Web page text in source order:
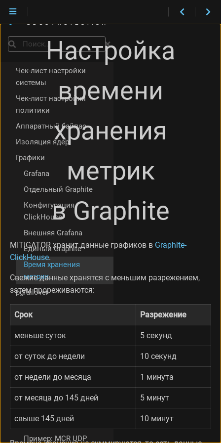
Настройка
времени
хранения
метрик
в Graphite
MITIGATOR хранит данные графиков в Graphite-
ClickHouse.
Свежие данные хранятся с меньшим разрежением,
затем прореживаются:
Срок Разрежение
меньше суток 5 секунд
от суток до недели 10 секунд
от недели до месяца 1 минута
от месяца до 145 дней 5 минут
свыше 145 дней 10 минут
Поиск
возможности
Интеграция в сеть
Быстрая настройка
Сигнализация по BGP
Чек-лист настройки
системы
Чек-лист настройки
политики
Аппаратный байпас
Изоляция ядер
Графики
Grafana
Отдельный Graphite
Конфигурация
ClickHouse
Внешняя Grafana
Единый Graphite
Время хранения
метрик
pgfailover
(NVIDIA)
dataplane.conf
Инциденты
Политика
совместимости
Программируемый
фильтр
Пример: MCR UDP